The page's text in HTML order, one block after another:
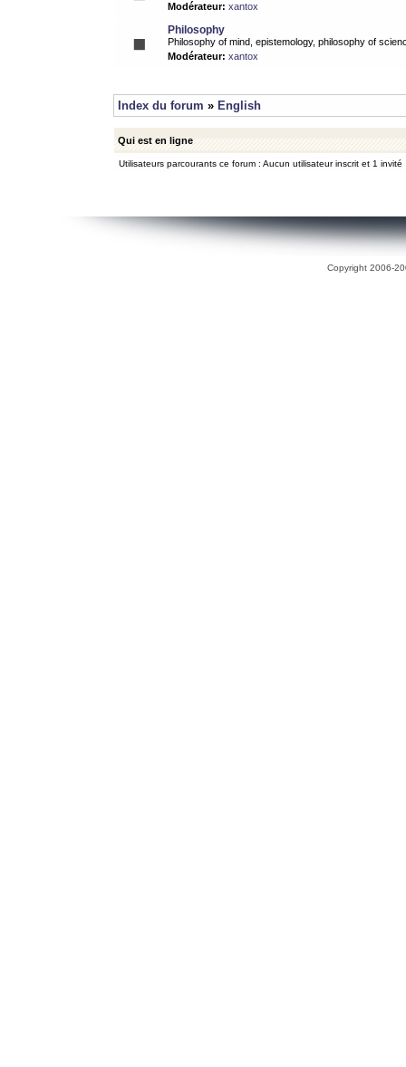
Modérateur: xantox
Philosophy
Philosophy of mind, epistemology, philosophy of
Modérateur: xantox
Index du forum » English
Qui est en ligne
Utilisateurs parcourants ce forum : Aucun utilisateur inscrit et 1 invité
Copyright 2006-